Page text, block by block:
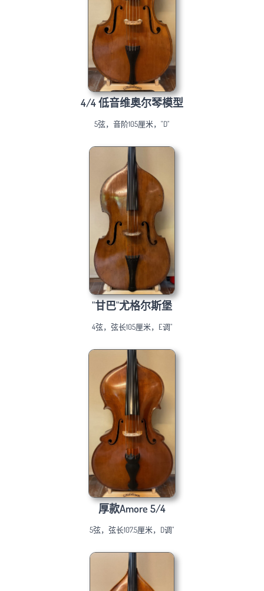
4/4 低音维奥尔琴模型
5弦，音阶105厘米，"D"
"甘巴"尤格尔斯堡
4弦，弦长105厘米，E调"
厚款Amore 5/4
5弦，弦长107.5厘米，D调"